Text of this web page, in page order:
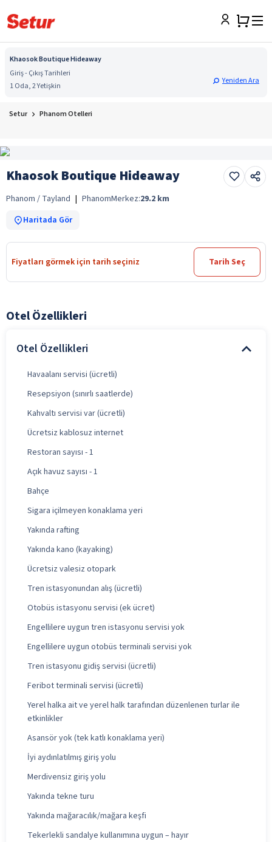
Khaosok Boutique Hideaway
Giriş - Çıkış Tarihleri
1 Oda, 2 Yetişkin
Yeniden Ara
Setur Phanom Otelleri
Khaosok Boutique Hideaway
Phanom / Tayland | PhanomMerkez:29.2 km
Haritada Gör
Fiyatları görmek için tarih seçiniz Tarih Seç
Otel Özellikleri
Otel Özellikleri
Havaalanı servisi (ücretli)
Resepsiyon (sınırlı saatlerde)
Kahvaltı servisi var (ücretli)
Ücretsiz kablosuz internet
Restoran sayısı - 1
Açık havuz sayısı - 1
Bahçe
Sigara içilmeyen konaklama yeri
Yakında rafting
Yakında kano (kayaking)
Ücretsiz valesiz otopark
Tren istasyonundan alış (ücretli)
Otobüs istasyonu servisi (ek ücret)
Engellilere uygun tren istasyonu servisi yok
Engellilere uygun otobüs terminali servisi yok
Tren istasyonu gidiş servisi (ücretli)
Feribot terminali servisi (ücretli)
Yerel halka ait ve yerel halk tarafından düzenlenen turlar ile
etkinlikler
Asansör yok (tek katlı konaklama yeri)
İyi aydınlatılmış giriş yolu
Merdivensiz giriş yolu
Yakında tekne turu
Yakında mağaracılık/mağara keşfi
Tekerlekli sandalye kullanımına uygun – hayır